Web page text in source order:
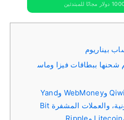
بيناريوم
شحنها ببطاقات فيزا وماس
بالنسبة لمحافظ Qiwi وWebMoney وYand
ex.Money الإلكترونية، والعملات المشفرة Bit